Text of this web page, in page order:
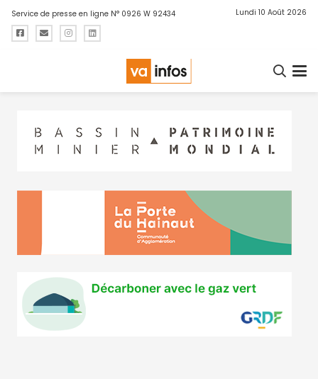
Service de presse en ligne N° 0926 W 92434 Lundi 10 Août 2026